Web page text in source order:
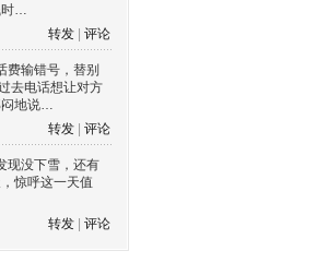
时…
转发
评论
费输错号，替别
去电话想让对方
闷地说…
转发
评论
现没下雪，还有
惊呼这一天值
转发
评论